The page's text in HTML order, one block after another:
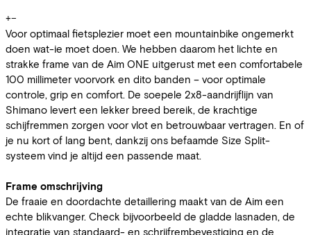
+−
Voor optimaal fietsplezier moet een mountainbike ongemerkt
doen wat-ie moet doen. We hebben daarom het lichte en
strakke frame van de Aim ONE uitgerust met een comfortabele
100 millimeter voorvork en dito banden – voor optimale
controle, grip en comfort. De soepele 2x8-aandrijflijn van
Shimano levert een lekker breed bereik, de krachtige
schijfremmen zorgen voor vlot en betrouwbaar vertragen. En of
je nu kort of lang bent, dankzij ons befaamde Size Split-
systeem vind je altijd een passende maat.
Frame omschrijving
De fraaie en doordachte detaillering maakt van de Aim een
echte blikvanger. Check bijvoorbeeld de gladde lasnaden, de
integratie van standaard- en schrijfrembevestiging en de